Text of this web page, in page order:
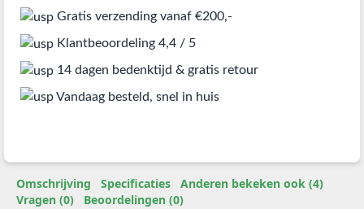
Gratis verzending vanaf €200,-
Klantbeoordeling 4,4 / 5
14 dagen bedenktijd & gratis retour
Vandaag besteld, snel in huis
Omschrijving Specificaties
Anderen bekeken ook (4)
Vragen (0)
Beoordelingen (0)